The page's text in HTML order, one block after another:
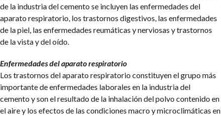
de la industria del cemento se incluyen las enfermedades del
aparato respiratorio, los trastornos digestivos, las enfermedades
de la piel, las enfermedades reumáticas y nerviosas y trastornos
de la vista y del oído.
Enfermedades del aparato respiratorio
Los trastornos del aparato respiratorio constituyen el grupo más
importante de enfermedades laborales en la industria del
cemento y son el resultado de la inhalación del polvo contenido en
el aire y los efectos de las condiciones macro y microclimáticas en